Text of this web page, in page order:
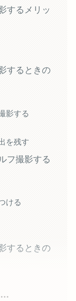
するメリッ
するときの
影する
を残す
フ撮影する
ける
するときの